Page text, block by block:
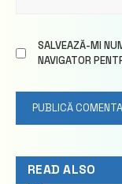
SALVEAZĂ-MI
NAVIGATOR
READ ALSO